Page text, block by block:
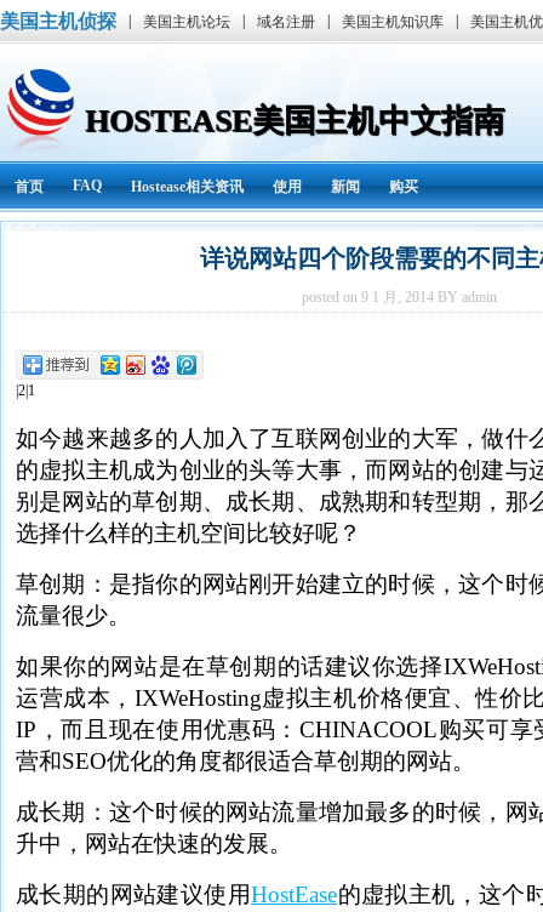
美国主机侦探 美国主机论坛 域名注册 美国主机知识库 美国主机
HOSTEASE美国主机中文指南
首页 FAQ Hostease相关资讯 使用 新闻 购买
详说网站四个阶段需要的不同
posted on 9 1 月, 2014 BY admin
|2|1
如今越来越多的人加入了互联网创业的大军，做什
的虚拟主机成为创业的头等大事，而网站的创建与
别是网站的草创期、成长期、成熟期和转型期，那
选择什么样的主机空间比较好呢？
草创期：是指你的网站刚开始建立的时候，这个时
流量很少。
如果你的网站是在草创期的话建议你选择
运营成本，IXWeHosting虚拟主机价格便宜、性价
IP，而且现在使用优惠码：CHINACOOL购买可
营和SEO优化的角度都很适合草创期的网站。
成长期：这个时候的网站流量增加最多的时候，网
升中，网站在快速的发展。
成长期的网站建议使用HostEase的虚拟主机，这个